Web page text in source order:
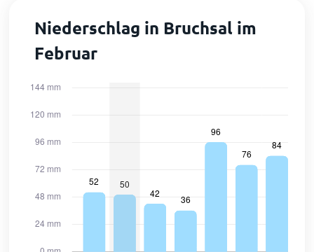
Niederschlag in Bruchsal im
Februar